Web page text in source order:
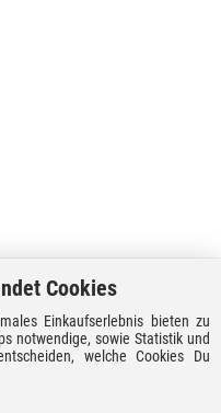
Cookies
Einkaufserlebnis bieten zu
notwendige, sowie Statistik und
welche Cookies Du